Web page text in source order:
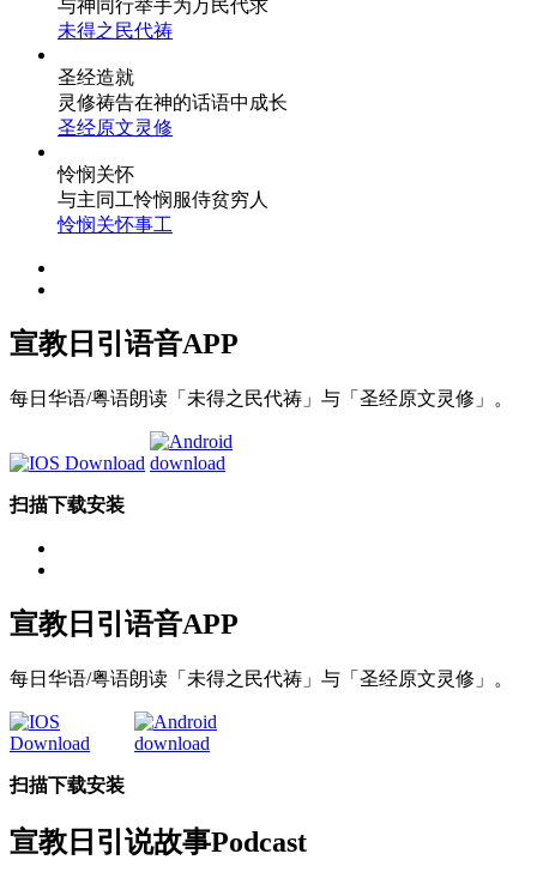
与神同行举手为万民代求
未得之民代祷
圣经造就
灵修祷告在神的话语中成长
圣经原文灵修
怜悯关怀
与主同工怜悯服侍贫穷人
怜悯关怀事工
宣教日引 语音APP
每日华语/粤语朗读「未得之民代祷」与「圣经原文灵修」。
扫描下载安装
宣教日引 语音APP
每日华语/粤语朗读「未得之民代祷」与「圣经原文灵修」。
扫描下载安装
宣教日引 说故事Podcast